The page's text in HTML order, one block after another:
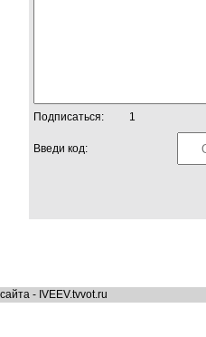
Подписаться: 1
Введи код:
- IVEEV.tvvot.ru